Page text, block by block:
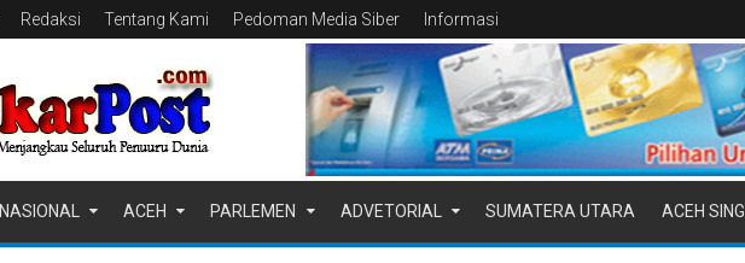
Redaksi Tentang Kami Pedoman Media Siber Informasi
NASIONAL ACEH PARLEMEN ADVETORIAL SUMATERA UTARA ACEH